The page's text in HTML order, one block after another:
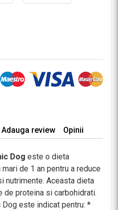
Adauga review Opinii
Dog este o dieta
de 1 an pentru a reduce
nutrimente. Aceasta dieta
proteina si carbohidrati.
Dog este indicat pentru: *